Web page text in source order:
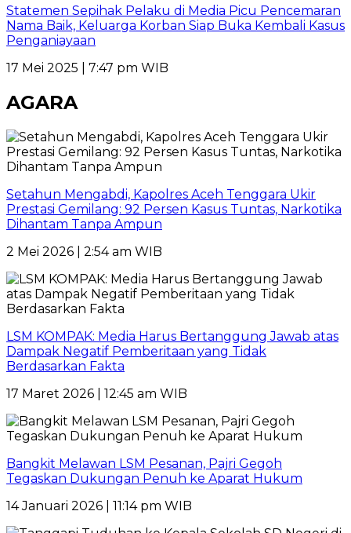
Statemen Sepihak Pelaku di Media Picu Pencemaran
Nama Baik, Keluarga Korban Siap Buka Kembali Kasus
Penganiayaan
17 Mei 2025 | 7:47 pm WIB
AGARA
Setahun Mengabdi, Kapolres Aceh Tenggara Ukir
Prestasi Gemilang: 92 Persen Kasus Tuntas, Narkotika
Dihantam Tanpa Ampun
2 Mei 2026 | 2:54 am WIB
LSM KOMPAK: Media Harus Bertanggung Jawab atas
Dampak Negatif Pemberitaan yang Tidak
Berdasarkan Fakta
17 Maret 2026 | 12:45 am WIB
Bangkit Melawan LSM Pesanan, Pajri Gegoh
Tegaskan Dukungan Penuh ke Aparat Hukum
14 Januari 2026 | 11:14 pm WIB